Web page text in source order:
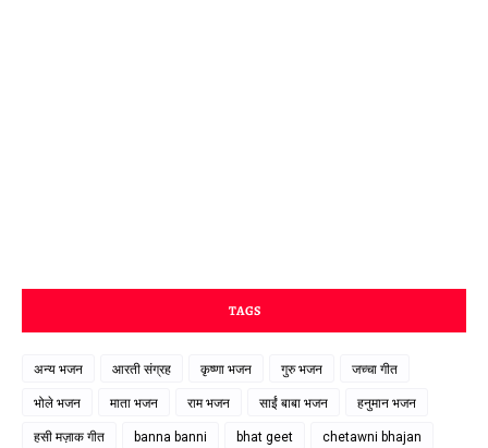
TAGS
अन्य भजन आरती संग्रह कृष्णा भजन गुरु भजन जच्चा गीत
भोले भजन माता भजन राम भजन साईं बाबा भजन हनुमान भजन
हसी मज़ाक गीत banna banni bhat geet chetawni bhajan